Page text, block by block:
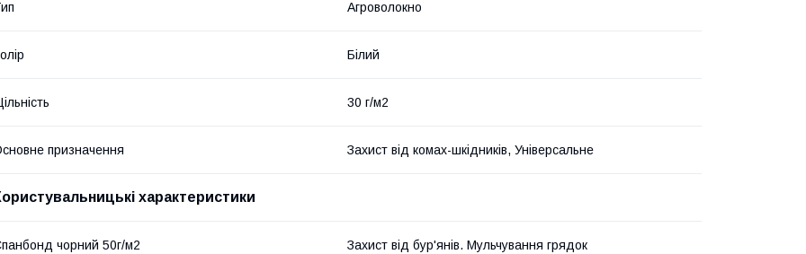
Агроволокно
Білий
30 г/м2
призначення Захист від комах-шкідників, Універсальне
характеристики
чорний 50г/м2 Захист від бур'янів. Мульчування грядок